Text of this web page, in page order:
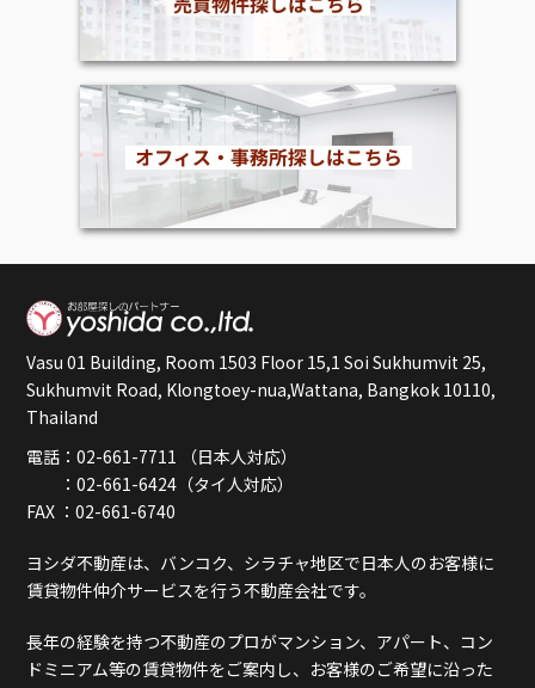
Vasu 01 Building, Room 1503 Floor 15,1 Soi Sukhumvit 25,
Sukhumvit Road, Klongtoey-nua,Wattana, Bangkok 10110,
Thailand
電話：02-661-7711 （日本人対応）
：02-661-6424（タイ人対応）
FAX ：02-661-6740
ヨシダ不動産は、バンコク、シラチャ地区で日本人のお客様に
賃貸物件仲介サービスを行う不動産会社です。
長年の経験を持つ不動産のプロがマンション、アパート、コン
ドミニアム等の賃貸物件をご案内し、お客様のご希望に沿った